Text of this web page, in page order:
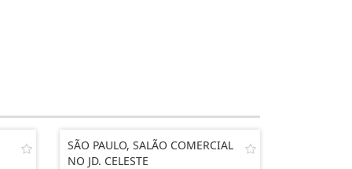
SÃO PAULO, SALÃO COMERCIAL
NO JD. CELESTE